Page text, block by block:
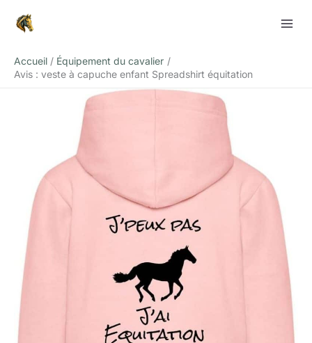
Accueil
Équipement du cavalier
Avis : veste à capuche enfant Spreadshirt équitation